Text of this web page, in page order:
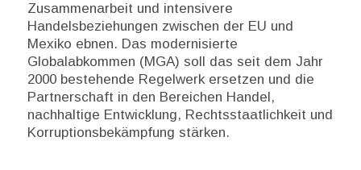
Zusammenarbeit und intensivere
Handelsbeziehungen zwischen der EU und
Mexiko ebnen. Das modernisierte
Globalabkommen (MGA) soll das seit dem Jahr
2000 bestehende Regelwerk ersetzen und die
Partnerschaft in den Bereichen Handel,
nachhaltige Entwicklung, Rechtsstaatlichkeit und
Korruptionsbekämpfung stärken.